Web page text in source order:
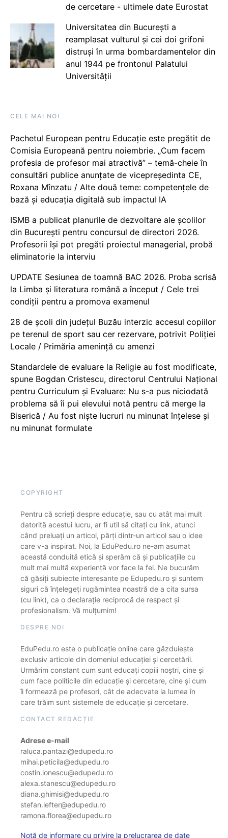
de cercetare - ultimele date Eurostat
Universitatea din București a
reamplasat vulturul și cei doi grifoni
distruși în urma bombardamentelor din
anul 1944 pe frontonul Palatului
Universității
CELE MAI NOI
Pachetul European pentru Educație este pregătit de
Comisia Europeană pentru noiembrie. „Cum facem
profesia de profesor mai atractivă” – temă-cheie în
consultări publice anunțate de vicepreședinta CE,
Roxana Mînzatu / Alte două teme: competențele de
bază și educația digitală sub impactul IA
ISMB a publicat planurile de dezvoltare ale școlilor
din București pentru concursul de directori 2026.
Profesorii își pot pregăti proiectul managerial, probă
eliminatorie la interviu
UPDATE Sesiunea de toamnă BAC 2026. Proba scrisă
la Limba și literatura română a început / Cele trei
condiții pentru a promova examenul
28 de școli din județul Buzău interzic accesul copiilor
pe terenul de sport sau cer rezervare, potrivit Poliției
Locale / Primăria amenință cu amenzi
Standardele de evaluare la Religie au fost modificate,
spune Bogdan Cristescu, directorul Centrului Național
pentru Curriculum și Evaluare: Nu s-a pus niciodată
problema să îi pui elevului notă pentru că merge la
Biserică / Au fost niște lucruri nu minunat înțelese și
nu minunat formulate
COPYRIGHT
Pentru că scrieți despre educație, sau cu atât mai mult
datorită acestui lucru, ar fi util să citați cu link, atunci
când preluați un articol, părți dintr-un articol sau o idee
care v-a inspirat. Noi, la EduPedu.ro ne-am asumat
această conduită etică și sperăm că și publicațiile cu
mult mai multă experiență vor face la fel. Ne bucurăm
că găsiți subiecte interesante pe Edupedu.ro și suntem
siguri că înțelegeți rugămintea noastră de a cita sursa
(cu link), ca o declarație reciprocă de respect și
profesionalism. Vă mulțumim!
DESPRE NOI
EduPedu.ro este o publicație online care găzduiește
exclusiv articole din domeniul educației și cercetării.
Urmărim constant cum sunt educați copiii noștri, cine și
cum face politicile din educație și cercetare, cine și cum
îi formează pe profesori, cât de adecvate la lumea în
care trăim sunt sistemele de educație și cercetare.
CONTACT REDACȚIE
Adrese e-mail
raluca.pantazi@edupedu.ro
mihai.peticila@edupedu.ro
costin.ionescu@edupedu.ro
alexa.stanescu@edupedu.ro
diana.ghimisi@edupedu.ro
stefan.lefter@edupedu.ro
ramona.florea@edupedu.ro
Notă de informare cu privire la prelucrarea de date